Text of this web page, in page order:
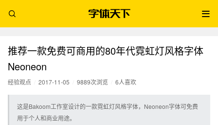
推荐一款免费可商用的80年代霓虹灯风格字体
Neoneon
经验观点 2017-11-05 9889次浏览 6人喜欢
这是Bakoom工作室设计的一款霓虹灯风格字体，Neoneon字体可免费
用于个人和商业用途。